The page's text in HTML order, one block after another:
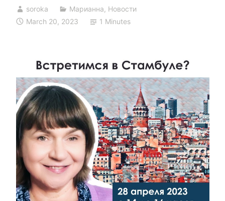
soroka Марианна, Новости
March 20, 2023
1 Minutes